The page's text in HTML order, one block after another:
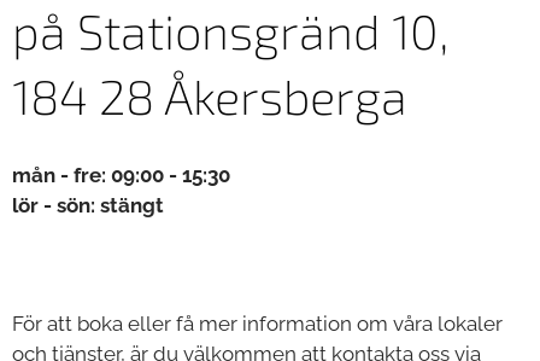
på Stationsgränd 10,
184 28 Åkersberga
mån - fre: 09:00 - 15:30
lör - sön: stängt
För att boka eller få mer information om våra lokaler
och tjänster, är du välkommen att kontakta oss via